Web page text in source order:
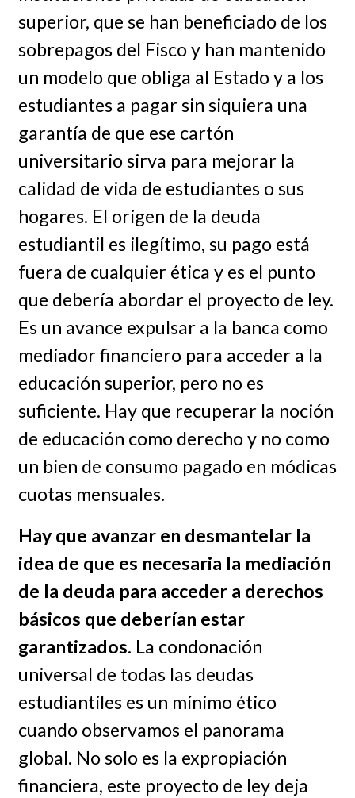
superior, que se han beneficiado de los
sobrepagos del Fisco y han mantenido
un modelo que obliga al Estado y a los
estudiantes a pagar sin siquiera una
garantía de que ese cartón
universitario sirva para mejorar la
calidad de vida de estudiantes o sus
hogares. El origen de la deuda
estudiantil es ilegítimo, su pago está
fuera de cualquier ética y es el punto
que debería abordar el proyecto de ley.
Es un avance expulsar a la banca como
mediador financiero para acceder a la
educación superior, pero no es
suficiente. Hay que recuperar la noción
de educación como derecho y no como
un bien de consumo pagado en módicas
cuotas mensuales.
Hay que avanzar en desmantelar la
idea de que es necesaria la mediación
de la deuda para acceder a derechos
básicos que deberían estar
garantizados. La condonación
universal de todas las deudas
estudiantiles es un mínimo ético
cuando observamos el panorama
global. No solo es la expropiación
financiera, este proyecto de ley deja